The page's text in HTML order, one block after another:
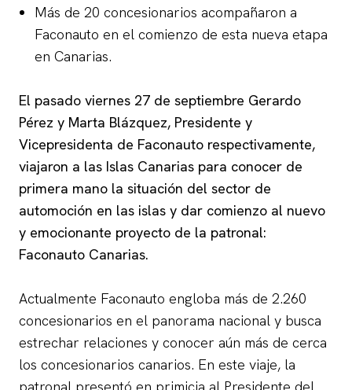
Más de 20 concesionarios acompañaron a
Faconauto en el comienzo de esta nueva etapa
en Canarias.
El pasado viernes 27 de septiembre Gerardo
Pérez y Marta Blázquez, Presidente y
Vicepresidenta de Faconauto respectivamente,
viajaron a las Islas Canarias para conocer de
primera mano la situación del sector de
automoción en las islas y dar comienzo al nuevo
y emocionante proyecto de la patronal:
Faconauto Canarias.
Actualmente Faconauto engloba más de 2.260
concesionarios en el panorama nacional y busca
estrechar relaciones y conocer aún más de cerca
los concesionarios canarios. En este viaje, la
patronal presentó en primicia al Presidente del